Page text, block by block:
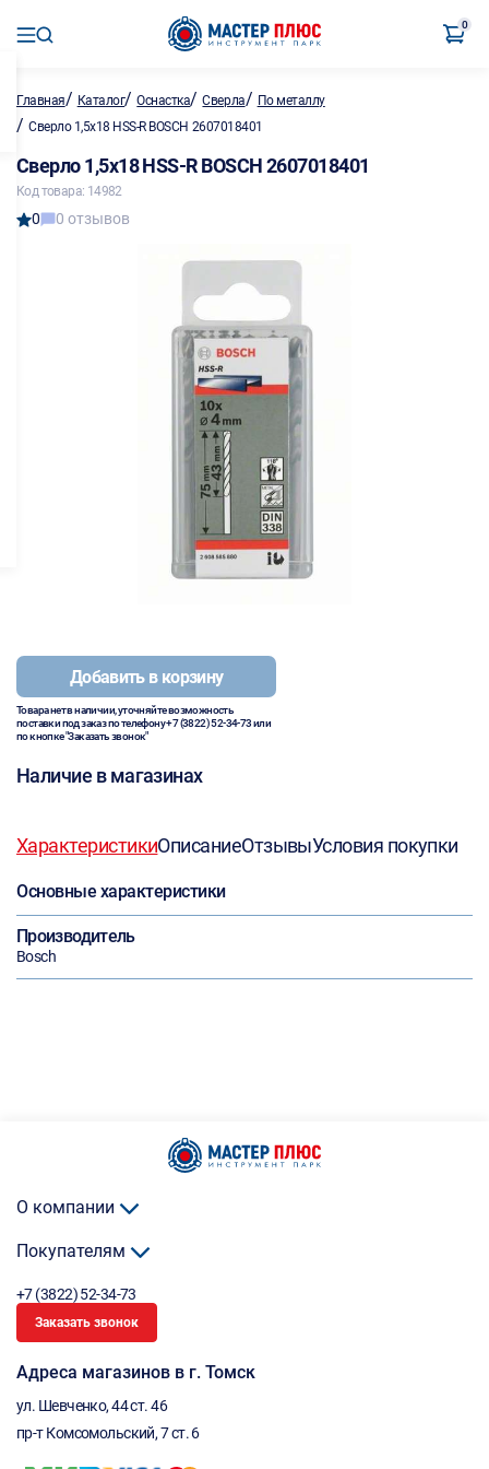
0
Главная/ Каталог/Оснастка/Сверла/ По металлу
/ Сверло 1,5х18 HSS-R BOSCH 2607018401
Сверло 1,5х18 HSS-R BOSCH 2607018401
Код товара: 14982
0 0 отзывов
Добавить в корзину
Товара нет в наличии, уточняйте возможность
поставки под заказ по телефону+7 (3822) 52-34-73или
по кнопке "Заказать звонок"
Наличие в магазинах
ХарактеристикиОписаниеОтзывыУсловия покупки
Основные характеристики
Производитель
Bosch
О компании
Покупателям
+7 (3822) 52-34-73
Заказать звонок
Адреса магазинов в г. Томск
ул. Шевченко, 44 ст. 46
пр-т Комсомольский, 7 ст. 6